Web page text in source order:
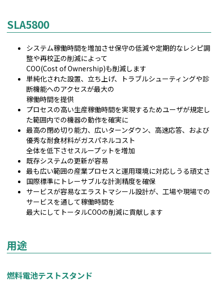
SLA5800
システム稼働時間を増加させ保守の低減や定期的なレシピ調
整や再校正の削減によって
COO(Cost of Ownership)も削減します
単純化された設置、立ち上げ、トラブルシューティングや診
断機能へのアクセスが最大の
稼働時間を提供
プロセスの高い生産稼働時間を実現するためユーザが規定し
た範囲内での機器の動作を確実に
最高の閉め切り能力、広いターンダウン、高速応答、および
優秀な耐食材料がガスパネルコスト
全体を低下させスループットを増加
既存システムの更新が容易
最も広い範囲の産業プロセスと運用環境に対応しうる頑丈さ
国際標準にトレーサブルな計測精度を確保
サービスが容易なエラストマシール設計が、工場や現場での
サービスを通して稼働時間を
最大にしてトータルCOOの削減に貢献します
用途
燃料電池テストスタンド